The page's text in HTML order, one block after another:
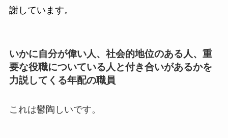
謝しています。
いかに自分が偉い人、社会的地位のある人、重
要な役職についている人と付き合いがあるかを
力説してくる年配の職員
これは鬱陶しいです。